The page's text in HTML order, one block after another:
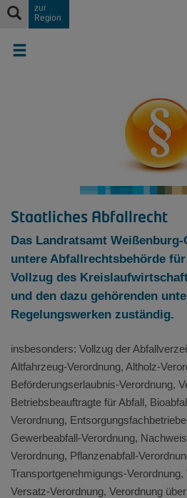
zur
Region
Staatliches Abfallrecht
Das Landratsamt
untere Abfallrechtsbehörde
Vollzug des
und den dazu gehörenden
Regelungswerken zuständig.
insbesonders: Vollzug der
Altfahrzeug-Verordnung, Altholz-
Beförderungserlaubnis-Verordnung,
Betriebsbeauftragte für Abfall,
Verordnung,
Gewerbeabfall-Verordnung,
Verordnung, Pflanzenabfall-
Transportgenehmigungs-
Versatz-Verordnung, Verordnung